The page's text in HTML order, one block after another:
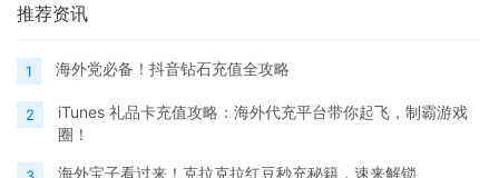
推荐资讯
1 海外党必备！抖音钻石充值全攻略
2
iTunes 礼品卡充值攻略：海外代充平台带你起飞，制霸游戏
圈！
海外宝子看过来！克拉克拉红豆秒充秘籍，速来解锁